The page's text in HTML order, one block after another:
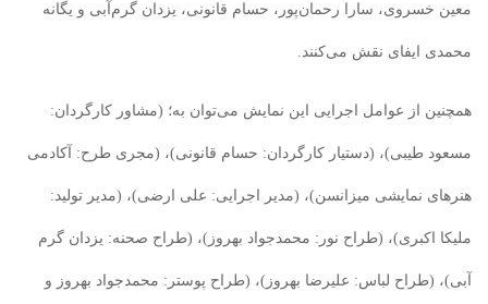
معین خسروی، سارا رحمان‌پور، حسام قانونی، یزدان گرم‌آبی و یگانه
محمدی ایفای نقش می‌کنند.
همچنین از عوامل اجرایی این نمایش می‌توان به؛ (مشاور کارگردان:
مسعود طیبی)، (دستیار کارگردان: حسام قانونی)، (مجری طرح: آکادمی
هنرهای نمایشی میزانسن)، (مدیر اجرایی: علی ارضی)، (مدیر تولید:
ملیکا اکبری)، (طراح نور: محمدجواد بهروز)، (طراح صحنه: یزدان گرم
آبی)، (طراح لباس: علیرضا بهروز)، (طراح پوستر: محمدجواد بهروز و